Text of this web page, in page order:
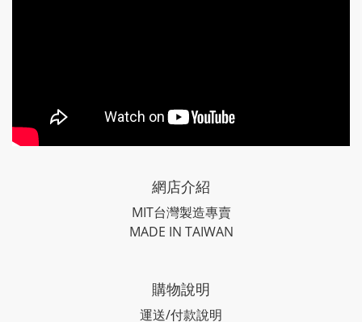
網店介紹
MIT台灣製造專賣
MADE IN TAIWAN
購物說明
運送/付款說明